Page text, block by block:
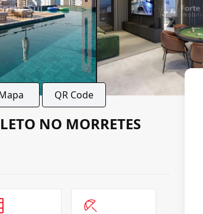
QR Code
NO MORRETES